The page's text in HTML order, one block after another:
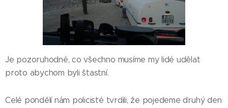
Je pozoruhodné, co všechno musíme my lidé udělat
proto abychom byli štastní.
Celé pondělí nám policisté tvrdili, že pojedeme druhý den